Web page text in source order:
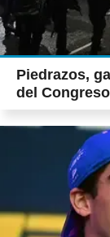
Piedrazos,
del